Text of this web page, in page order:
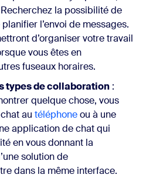
la possibilité de
l’envoi de messages.
d’organiser votre travail
vous êtes en
fuseaux horaires.
types de collaboration :
quelque chose, vous
au téléphoneou à une
application de chat qui
en vous donnant la
solution de
dans la même interface.